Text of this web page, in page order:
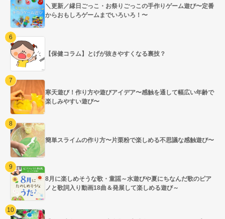
＼更新／縁日ごっこ・お祭りごっこの手作りゲーム遊び〜定番
からおもしろゲームまでいろいろ！〜
【保健コラム】とげが抜きやすくなる裏技？
寒天遊び！作り方や遊びアイデア〜感触を通して幅広い年齢で
楽しみやすい遊び〜
簡単スライムの作り方〜片栗粉で楽しめる不思議な感触遊び〜
8月に楽しめそうな歌・童謡～水遊びや夏にちなんだ歌のピア
ノと歌詞入り動画18曲＆発展して楽しめる遊び～